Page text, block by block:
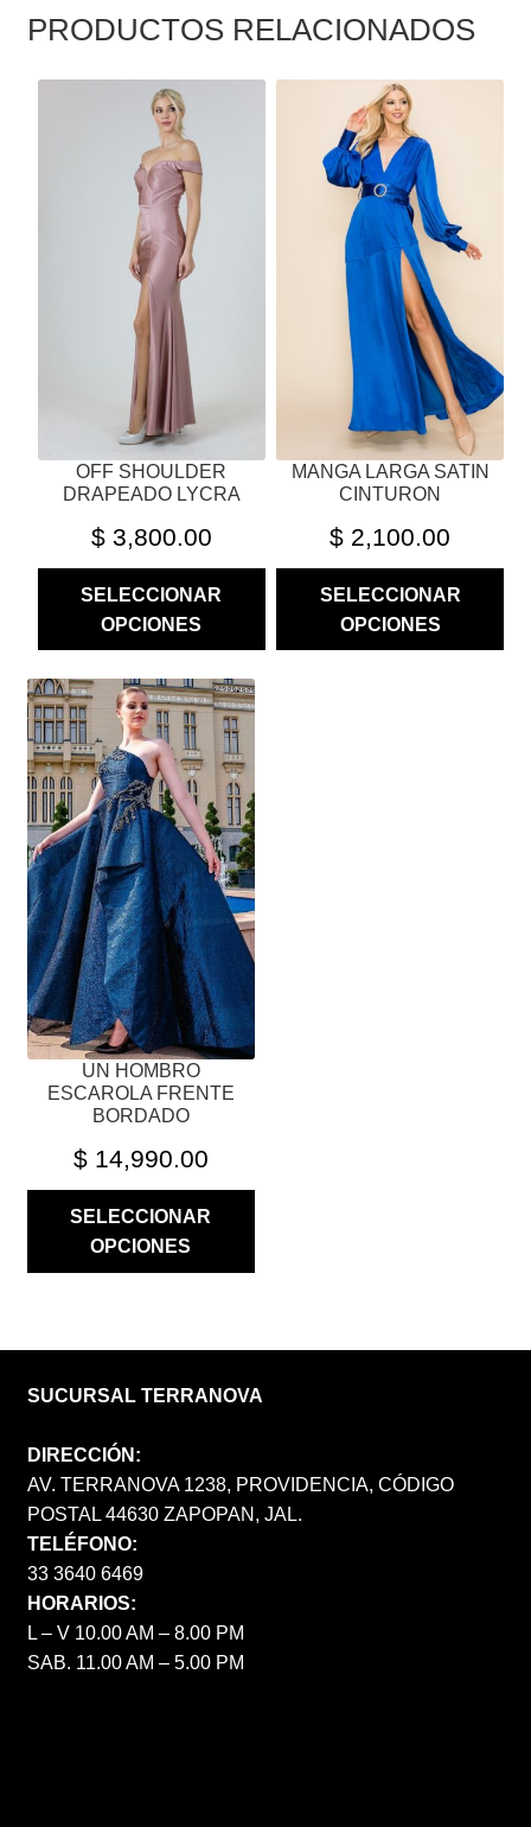
PRODUCTOS RELACIONADOS
OFF SHOULDER
DRAPEADO LYCRA
$3,800.00
SELECCIONAR
OPCIONES
MÚLTIPLES
VARIANTES.
OPCIONES
MANGA LARGA SATIN
CINTURON
$ 2,100.00
SELECCIONAR
OPCIONES
PRODUCTO
TIENE
MÚLTIPLES
VARIANTES.
OPCIONES
PUEDEN
DE
UN HOMBRO
ESCAROLA FRENTE
BORDADO
$14,990.00
SELECCIONAR
OPCIONES
ESTE
PRODUCTO
TIENE
MÚLTIPLES
VARIANTES.
LAS
OPCIONES
SE
PUEDEN
ELEGIR
EN
LA
PÁGINA
PRODUCTO
SUCURSAL TERRANOVA
DIRECCIÓN:
AV. TERRANOVA 1238, PROVIDENCIA, CÓDIGO
POSTAL 44630 ZAPOPAN, JAL.
TELÉFONO:
33 3640 6469
HORARIOS:
L – V 10.00 AM – 8.00 PM
SAB. 11.00 AM – 5.00 PM